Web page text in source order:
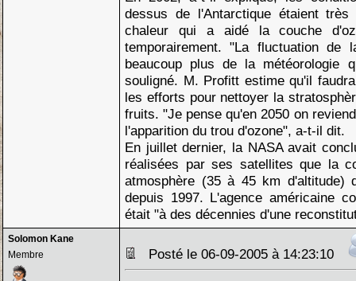
dessus de l'Antarctique étaient très
chaleur qui a aidé la couche
temporairement. "La fluctuation de
beaucoup plus de la météorologie
souligné. M. Profitt estime qu'il
les efforts pour nettoyer la
fruits. "Je pense qu'en 2050 on
l'apparition du trou d'ozone", a-t-il dit.
En juillet dernier, la NASA avait
réalisées par ses satellites que la
atmosphère (35 à 45 km d'altitude)
depuis 1997. L'agence américaine
était "à des décennies d'une
Solomon Kane
Membre
Posté le 06-09-2005 à 14:23:10